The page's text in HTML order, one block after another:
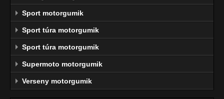
Sport motorgumik
Sport túra motorgumik
Sport túra motorgumik
Supermoto motorgumik
Verseny motorgumik